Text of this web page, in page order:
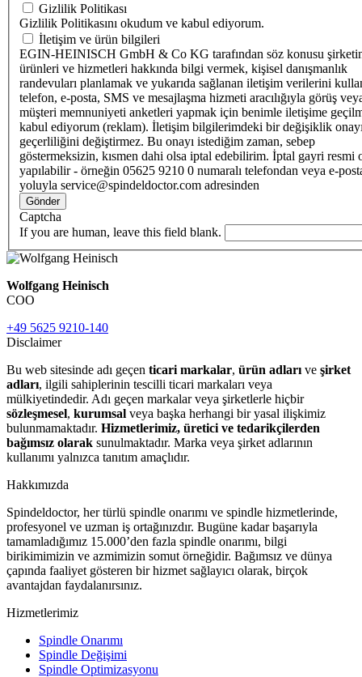
Gizlilik Politikası
Gizlilik Politikasını okudum ve kabul ediyorum.
İletişim ve ürün bilgileri
EGIN-HEINISCH GmbH & Co KG tarafından söz konusu
ürünleri ve hizmetleri hakkında bilgi vermek, kişisel danışmanlık
randevuları planlamak ve yukarıda sağlanan iletişim verilerini
telefon, e-posta, SMS ve mesajlaşma hizmeti aracılığıyla görüş
müşteri memnuniyeti anketleri yapmak için benimle iletişime
kabul ediyorum (reklam). İletişim bilgilerimdeki bir değişiklik
geçerliliğini değiştirmez. Bu onayı istediğim zaman, sebep
göstermeksizin, kısmen dahi olsa iptal edebilirim. İptal gayri resmi
yapılabilir - örneğin 05625 9210 0 numaralı telefondan veya e-
yoluyla service@spindeldoctor.com adresinden
Gönder
Captcha
If you are human, leave this field blank.
Wolfgang Heinisch
COO
+49 5625 9210-140
Disclaimer
Bu web sitesinde adı geçen ticari markalar, ürün adları ve şirket
adları, ilgili sahiplerinin tescilli ticari markaları veya
mülkiyetindedir. Adı geçen markalar veya şirketlerle hiçbir
sözleşmesel, kurumsal veya başka herhangi bir yasal ilişkimiz
bulunmamaktadır. Hizmetlerimiz, üretici ve tedarikçilerden
bağımsız olarak sunulmaktadır. Marka veya şirket adlarının
kullanımı yalnızca tanıtım amaçlıdır.
Hakkımızda
Spindeldoctor, her türlü spindle onarımı ve spindle hizmetlerinde,
profesyonel ve uzman iş ortağınızdır. Bugüne kadar başarıyla
tamamladığımız 15.000’den fazla spindle onarımı, bilgi
birikimimizin ve azmimizin somut örneğidir. Bağımsız ve dünya
çapında faaliyet gösteren bir hizmet sağlayıcı olarak, birçok
avantajdan faydalanırsınız.
Hizmetlerimiz
Spindle Onarımı
Spindle Değişimi
Spindle Optimizasyonu